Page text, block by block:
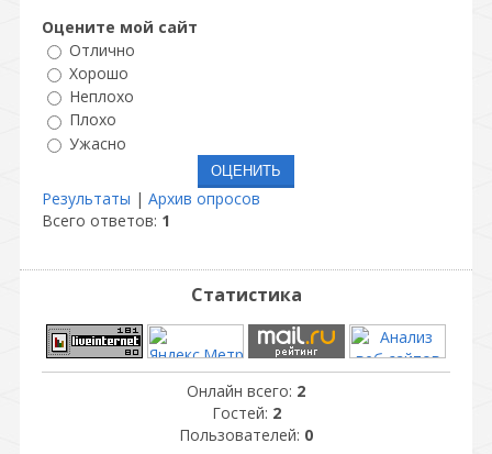
Оцените мой сайт
Отлично
Хорошо
Неплохо
Плохо
Ужасно
Результаты | Архив опросов
Всего ответов: 1
Статистика
Онлайн всего: 2
Гостей: 2
Пользователей: 0